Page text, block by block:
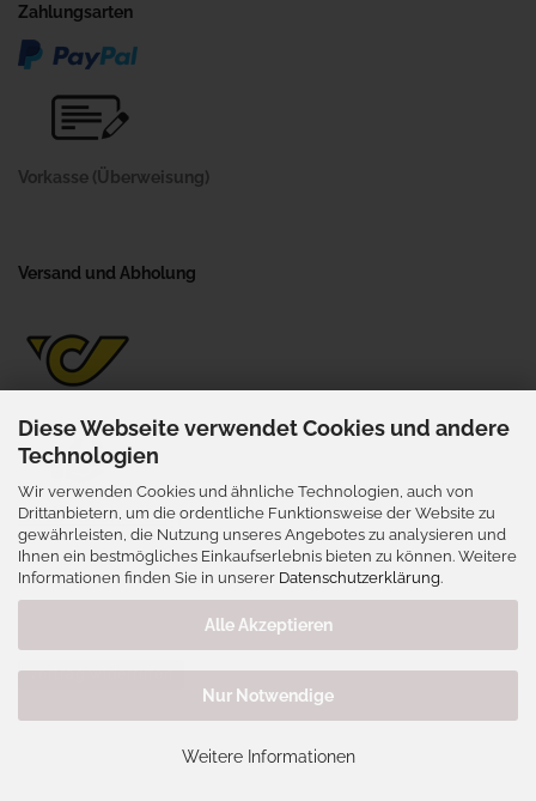
Diese Webseite verwendet Cookies und andere
Technologien
Wir verwenden Cookies und ähnliche Technologien, auch von
Drittanbietern, um die ordentliche Funktionsweise der Website zu
gewährleisten, die Nutzung unseres Angebotes zu analysieren und
Ihnen ein bestmögliches Einkaufserlebnis bieten zu können. Weitere
Informationen finden Sie in unserer Datenschutzerklärung.
Alle Akzeptieren
Nur Notwendige
Weitere Informationen
Zahlungsarten
Vorkasse (Überweisung)
Versand und Abholung
Selbstabholung
Wienerstraße 41, 3702 Niederrußbach
nur nach vorheriger Terminabsprache
Vertrag widerrufen